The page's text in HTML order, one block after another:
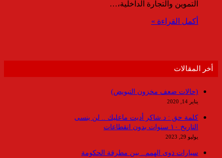
التموين والتجارة الداخلية،…
أكمل القراءة »
أخر المقالات
(حالات ضعف مخزون التبويض)
يناير 14, 2020
كلمة حق : د.شاكر أديت ماعليك .. لن ينسى
التاريخ ١٠ سنوات بدون انقطاعات
يوليو 29, 2023
سيارات ذوى الهمم.. بين مطرقة الحكومة